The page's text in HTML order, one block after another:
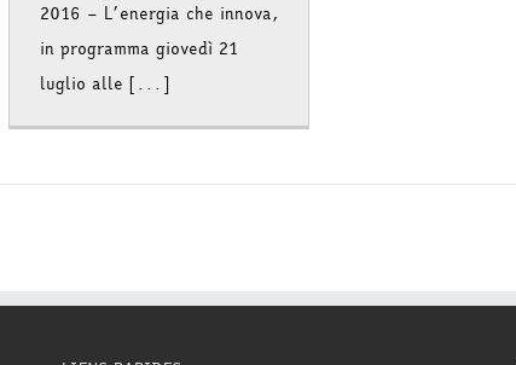
2016 – L’energia che innova,
in programma giovedì 21
luglio alle [...]